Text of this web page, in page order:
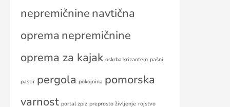
nepremičnine navtična
oprema nepremičnine
oprema za kajak oskrba krizantem pašni
pastir pergola pokojnina pomorska
varnost portal zpiz preprosto življenje rojstvo